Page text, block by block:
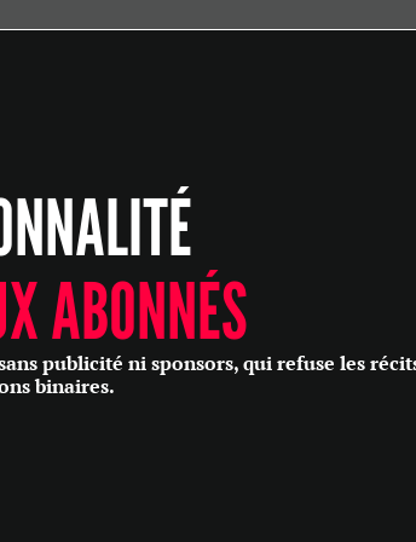
SANTÉ
PHILOSOPHIE
CULTURE
SOCIÉTÉ
ABONNÉS
publicité ni sponsors, qui refuse les
binaires.